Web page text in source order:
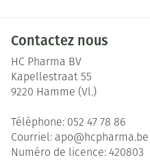
Contactez nous
HC Pharma BV
Kapellestraat 55
9220 Hamme (Vl.)
Téléphone: 052 47 78 86
Courriel: apo@hcpharma.be
Numéro de licence: 420803